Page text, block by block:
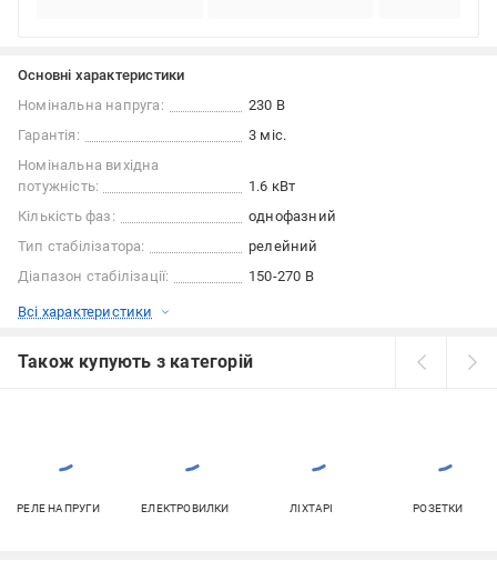
Основні характеристики
Номінальна напруга:
230 В
Гарантія:
3 міс.
Номінальна вихідна
потужність:
1.6 кВт
Кількість фаз:
однофазний
Тип стабілізатора:
релейний
Діапазон стабілізації:
150-270 В
Всі характеристики
Також купують з категорій
РЕЛЕ НАПРУГИ ЕЛЕКТРОВИЛКИ ЛІХТАРІ РОЗЕТКИ